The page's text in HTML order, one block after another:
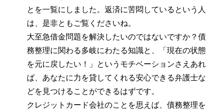
とを一覧にしました。返済に苦悶しているという人
は、是非ともご覧くださいね。
大至急借金問題を解決したいのではないですか？債
務整理に関わる多岐にわたる知識と、「現在の状態
を元に戻したい！」というモチベーションさえあれ
ば、あなたに力を貸してくれる安心できる弁護士な
どを見つけることができるはずです。
クレジットカード会社のことを思えば、債務整理を